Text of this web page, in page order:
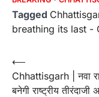
Tagged
breathing its last -
Post
navigation
⟵
Chhattisgarh | नवा
बनेगी राष्ट्रीय तीरंदाजी